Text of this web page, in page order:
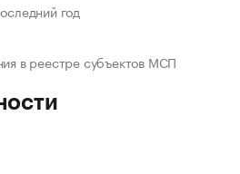
год
в реестре субъектов МСП